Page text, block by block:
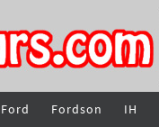
Ford Fordson IH